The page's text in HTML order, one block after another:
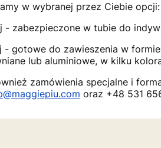
w wybranej przez Ciebie opcji:
- zabezpieczone w tubie do
gotowe do zawieszenia w
lub aluminiowe, w kilku
zamówienia specjalne i
oraz +48 531